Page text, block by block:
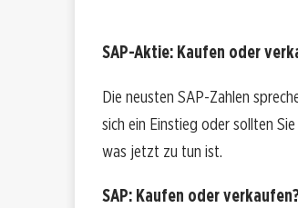
SAP-Aktie: Kaufen oder
Die neusten SAP-Zahlen
sich ein Einstieg oder sollten
was jetzt zu tun ist.
SAP: Kaufen oder